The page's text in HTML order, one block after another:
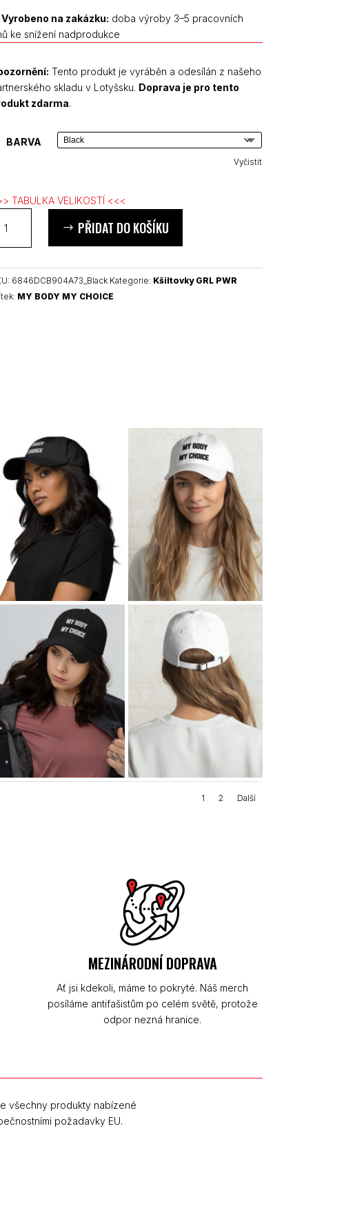
na zakázku: doba výroby 3–5 pracovních
ke snížení nadprodukce
Tento produkt je vyráběn a odesílán z našeho
skladu v Lotyšsku. Doprava je pro tento
zdarma.
BARVA
Vyčistit
TABULKA VELIKOSTÍ <<<
PŘIDAT DO KOŠÍKU
6846DCB904A73_Black Kategorie: Kšiltovky GRL PWR
MY BODY MY CHOICE
1 2 Další
MEZINÁRODNÍ DOPRAVA
Ať jsi kdekoli, máme to pokryté. Náš merch
posíláme antifašistům po celém světě, protože
odpor nezná hranice.
všechny produkty nabízené
požadavky EU.